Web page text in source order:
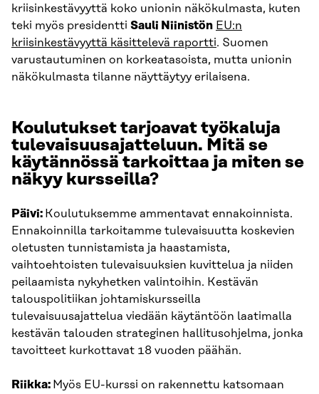
kriisinkestävyyttä koko unionin näkökulmasta, kuten
teki myös presidentti Sauli Niinistön EU:n
kriisinkestävyyttä käsittelevä raportti. Suomen
varustautuminen on korkeatasoista, mutta unionin
näkökulmasta tilanne näyttäytyy erilaisena.
Koulutukset tarjoavat työkaluja
tulevaisuusajatteluun. Mitä se
käytännössä tarkoittaa ja miten se
näkyy kursseilla?
Päivi: Koulutuksemme ammentavat ennakoinnista.
Ennakoinnilla tarkoitamme tulevaisuutta koskevien
oletusten tunnistamista ja haastamista,
vaihtoehtoisten tulevaisuuksien kuvittelua ja niiden
peilaamista nykyhetken valintoihin. Kestävän
talouspolitiikan johtamiskursseilla
tulevaisuusajattelua viedään käytäntöön laatimalla
kestävän talouden strateginen hallitusohjelma, jonka
tavoitteet kurkottavat 18 vuoden päähän.
Riikka: Myös EU-kurssi on rakennettu katsomaan